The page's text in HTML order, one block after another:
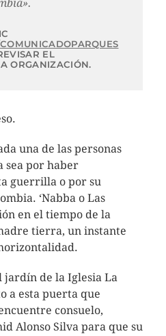
EL
ORGANIZACIÓN.
una de las personas
sea por haber
guerrilla o por su
‘Nabba o Las
en el tiempo de la
tierra, un instante
jardín de la Iglesia La
a esta puerta que
consuelo,
Alonso Silva para que su